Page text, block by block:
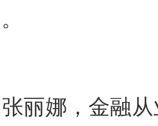
张丽娜，金融